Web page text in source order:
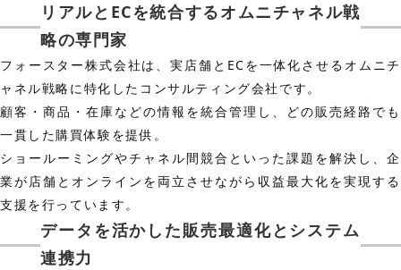
リアルとECを統合するオムニチャネル戦
略の専門家
フォースター株式会社は、実店舗とECを一体化させるオムニチ
ャネル戦略に特化したコンサルティング会社です。
顧客・商品・在庫などの情報を統合管理し、どの販売経路でも
一貫した購買体験を提供。
ショールーミングやチャネル間競合といった課題を解決し、企
業が店舗とオンラインを両立させながら収益最大化を実現する
支援を行っています。
データを活かした販売最適化とシステム
連携力